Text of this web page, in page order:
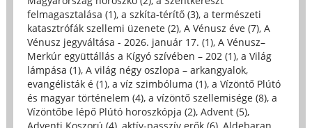
felmagasztalása (1), a szkíta-térítő (3), a természeti
katasztrófák szellemi üzenete (2), A Vénusz éve (7), A
Vénusz jegyváltása - 2026. január 17. (1), A Vénusz–
Merkúr együttállás a Kígyó szívében – 202 (1), a Világ
lámpása (1), A világ négy oszlopa – arkangyalok,
evangélisták é (1), a víz szimbóluma (1), a Vízöntő Plútó
és magyar történelem (4), a vízöntő szellemisége (8), a
Vízöntőbe lépő Plútó horoszkópja (2), Advent (5),